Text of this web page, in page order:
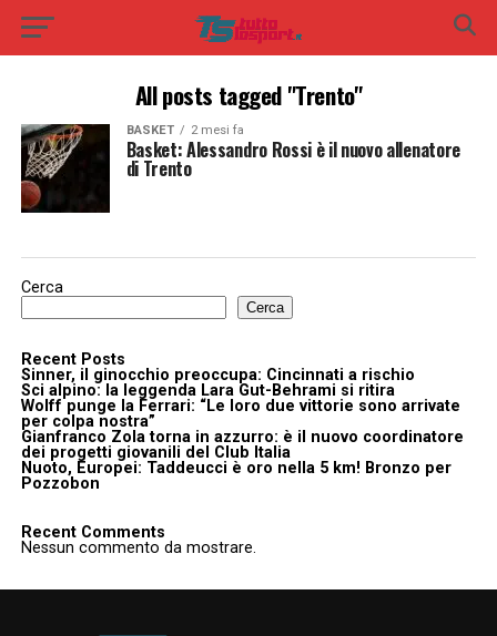
All posts tagged "Trento"
BASKET 2 mesi fa
Basket: Alessandro Rossi è il nuovo allenatore
di Trento
Cerca
Cerca
Recent Posts
Sinner, il ginocchio preoccupa: Cincinnati a rischio
Sci alpino: la leggenda Lara Gut-Behrami si ritira
Wolff punge la Ferrari: “Le loro due vittorie sono arrivate
per colpa nostra”
Gianfranco Zola torna in azzurro: è il nuovo coordinatore
dei progetti giovanili del Club Italia
Nuoto, Europei: Taddeucci è oro nella 5 km! Bronzo per
Pozzobon
Recent Comments
Nessun commento da mostrare.